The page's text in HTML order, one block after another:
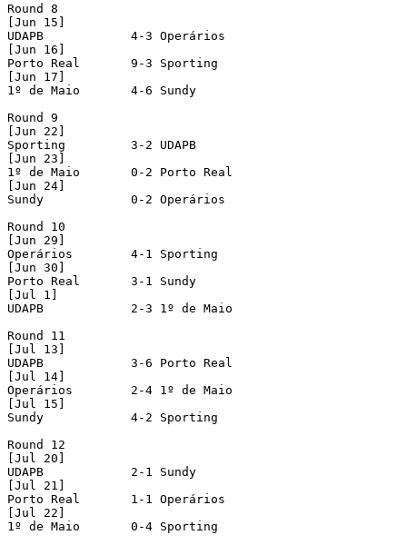
Round 8
[Jun 15]
UDAPB            4-3 Operários
[Jun 16]
Porto Real       9-3 Sporting
[Jun 17]
1º de Maio       4-6 Sundy
Round 9
[Jun 22]
Sporting         3-2 UDAPB
[Jun 23]
1º de Maio       0-2 Porto Real
[Jun 24]
Sundy            0-2 Operários
Round 10
[Jun 29]
Operários        4-1 Sporting
[Jun 30]
Porto Real       3-1 Sundy
[Jul 1]
UDAPB            2-3 1º de Maio
Round 11
[Jul 13]
UDAPB            3-6 Porto Real
[Jul 14]
Operários        2-4 1º de Maio
[Jul 15]
Sundy            4-2 Sporting
Round 12
[Jul 20]
UDAPB            2-1 Sundy
[Jul 21]
Porto Real       1-1 Operários
[Jul 22]
1º de Maio       0-4 Sporting